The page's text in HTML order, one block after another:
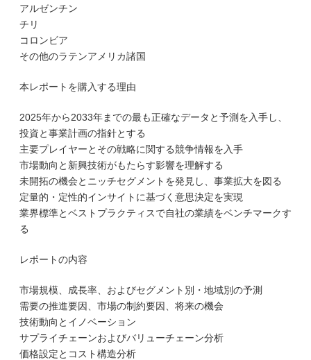
アルゼンチン
チリ
コロンビア
その他のラテンアメリカ諸国
本レポートを購入する理由
2025年から2033年までの最も正確なデータと予測を入手し、
投資と事業計画の指針とする
主要プレイヤーとその戦略に関する競争情報を入手
市場動向と新興技術がもたらす影響を理解する
未開拓の機会とニッチセグメントを発見し、事業拡大を図る
定量的・定性的インサイトに基づく意思決定を実現
業界標準とベストプラクティスで自社の業績をベンチマークす
る
レポートの内容
市場規模、成長率、およびセグメント別・地域別の予測
需要の推進要因、市場の制約要因、将来の機会
技術動向とイノベーション
サプライチェーンおよびバリューチェーン分析
価格設定とコスト構造分析